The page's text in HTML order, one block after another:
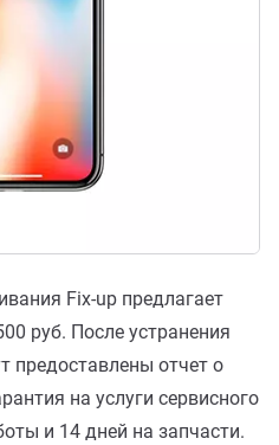
Fix-up предлагает
руб. После устранения
предоставлены отчет о
на услуги сервисного
и 14 дней на запчасти.